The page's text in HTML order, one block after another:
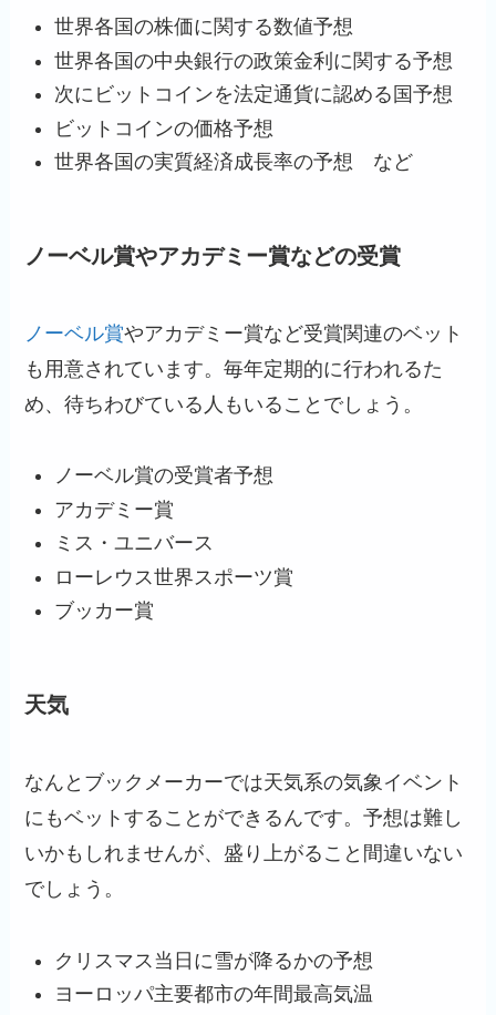
世界各国の株価に関する数値予想
世界各国の中央銀行の政策金利に関する予想
次にビットコインを法定通貨に認める国予想
ビットコインの価格予想
世界各国の実質経済成長率の予想 など
ノーベル賞やアカデミー賞などの受賞
ノーベル賞やアカデミー賞など受賞関連のベット
も用意されています。毎年定期的に行われるた
め、待ちわびている人もいることでしょう。
ノーベル賞の受賞者予想
アカデミー賞
ミス・ユニバース
ローレウス世界スポーツ賞
ブッカー賞
天気
なんとブックメーカーでは天気系の気象イベント
にもベットすることができるんです。予想は難し
いかもしれませんが、盛り上がること間違いない
でしょう。
クリスマス当日に雪が降るかの予想
ヨーロッパ主要都市の年間最高気温